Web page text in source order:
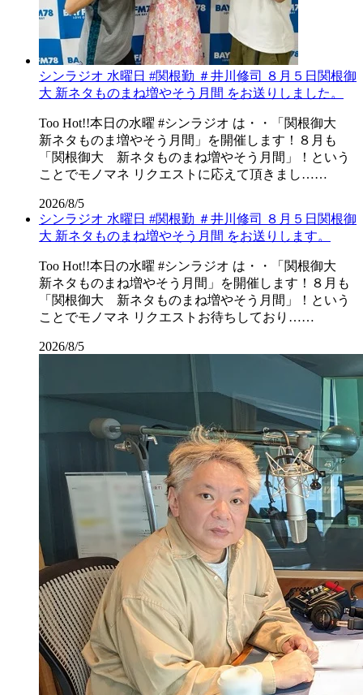
シンラジオ 水曜日 #関根勤 ＃井川修司 ８月５日関根御
大 新ネタものまね増やそう月間 をお送りしました。
Too Hot!!本日の水曜 #シンラジオ は・・「関根御大
新ネタものま増やそう月間」を開催します！８月も
「関根御大 新ネタものまね増やそう月間」！という
ことでモノマネ リクエストに応えて頂きまし……
2026/8/5
シンラジオ 水曜日 #関根勤 ＃井川修司 ８月５日関根御
大 新ネタものまね増やそう月間 をお送りします。
Too Hot!!本日の水曜 #シンラジオ は・・「関根御大
新ネタものまね増やそう月間」を開催します！８月も
「関根御大 新ネタものまね増やそう月間」！という
ことでモノマネ リクエストお待ちしており……
2026/8/5